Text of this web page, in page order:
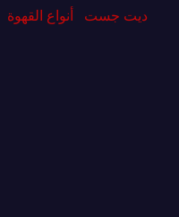
ديت جست أنواع القهوة